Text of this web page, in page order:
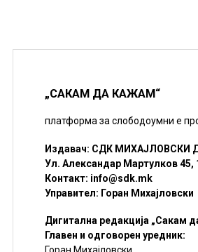
„САКАМ ДА КАЖАМ“
платформа за слободоумни е
Издавач: СДК МИХАЈЛОВСКИ
Ул. Александар Мартулков 45,
Контакт: info@sdk.mk
Управител: Горан Михајловски
Дигитална редакција „Сакам
Главен и одговорен уредник: